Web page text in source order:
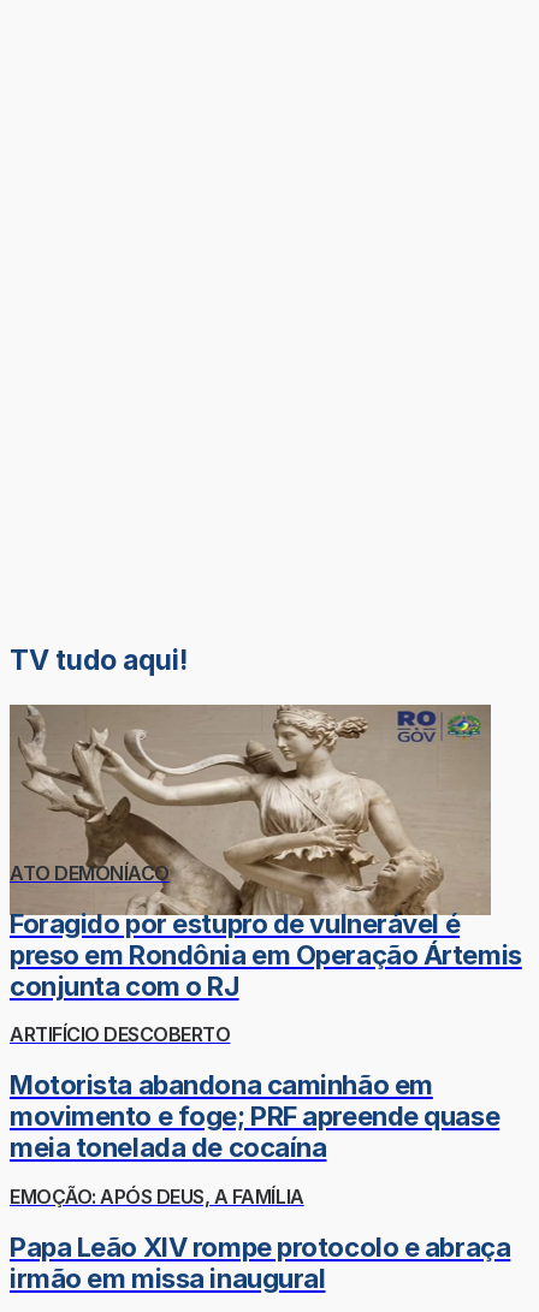
TV tudo aqui!
ATO DEMONÍACO
Foragido por estupro de vulnerável é
preso em Rondônia em Operação Ártemis
conjunta com o RJ
ARTIFÍCIO DESCOBERTO
Motorista abandona caminhão em
movimento e foge; PRF apreende quase
meia tonelada de cocaína
EMOÇÃO: APÓS DEUS, A FAMÍLIA
Papa Leão XIV rompe protocolo e abraça
irmão em missa inaugural